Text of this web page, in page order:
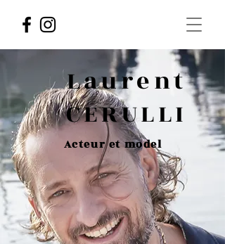
Laurent
CERULLI
Acteur et model